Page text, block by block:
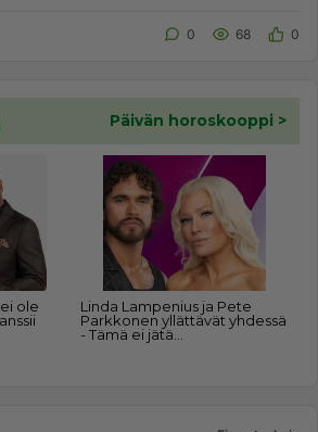
0 68 0